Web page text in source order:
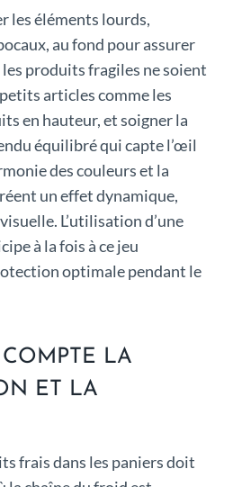
les éléments lourds,
au fond pour assurer
produits fragiles ne soient
articles comme les
en hauteur, et soigner la
équilibré qui capte l’œil
des couleurs et la
un effet dynamique,
L’utilisation d’une
à la fois à ce jeu
optimale pendant le
LA
ET LA
frais dans les paniers doit